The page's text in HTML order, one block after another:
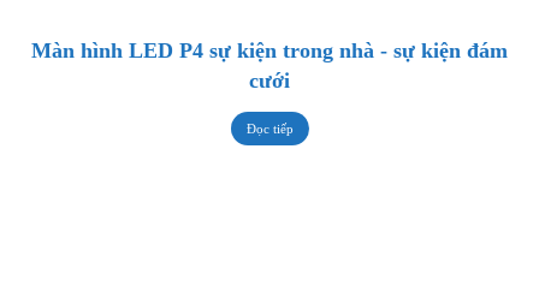
Màn hình LED P4 sự kiện trong nhà - sự kiện đám
cưới
Đọc tiếp